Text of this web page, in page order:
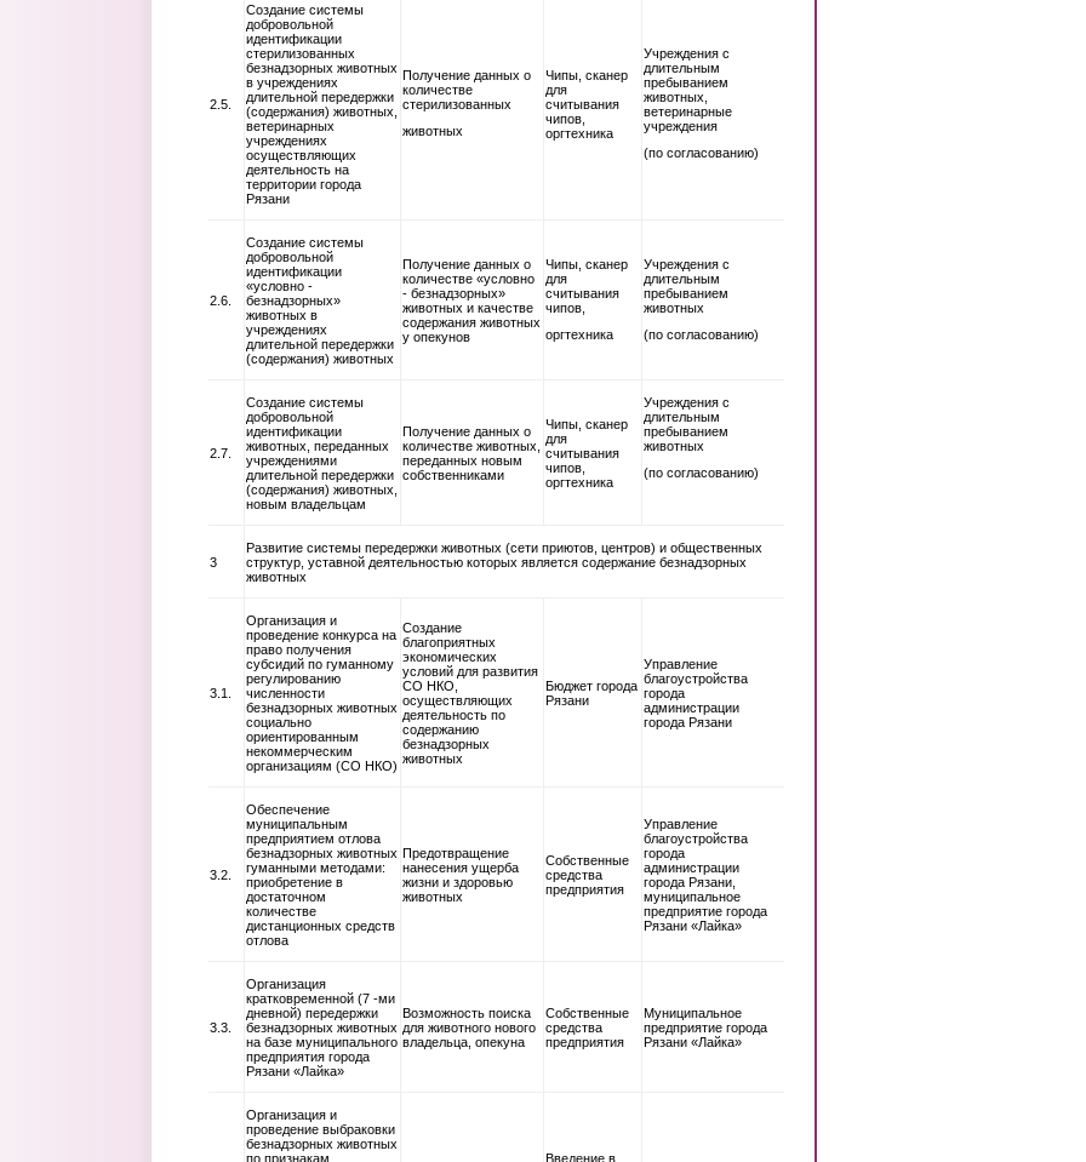
2.5.
Создание системы
добровольной
идентификации
стерилизованных
безнадзорных животных
в учреждениях
длительной передержки
(содержания) животных,
ветеринарных
учреждениях
осуществляющих
деятельность на
территории города
Рязани
Получение данных о
количестве
стерилизованных
животных
Чипы, сканер
для
считывания
чипов,
оргтехника
Учреждения с
длительным
пребыванием
животных,
ветеринарные
учреждения
(по согласованию)
2.6.
Создание системы
добровольной
идентификации
«условно -
безнадзорных»
животных в
учреждениях
длительной передержки
(содержания) животных
Получение данных о
количестве «условно
- безнадзорных»
животных и качестве
содержания животных
у опекунов
Чипы, сканер
для
считывания
чипов,
оргтехника
Учреждения с
длительным
пребыванием
животных
(по согласованию)
2.7.
Создание системы
добровольной
идентификации
животных, переданных
учреждениями
длительной передержки
(содержания) животных,
новым владельцам
Получение данных о
количестве животных,
переданных новым
собственниками
Чипы, сканер
для
считывания
чипов,
оргтехника
Учреждения с
длительным
пребыванием
животных
(по согласованию)
3
Развитие системы передержки животных (сети приютов, центров) и общественных
структур, уставной деятельностью которых является содержание безнадзорных
животных
3.1.
Организация и
проведение конкурса на
право получения
субсидий по гуманному
регулированию
численности
безнадзорных животных
социально
ориентированным
некоммерческим
организациям (СО НКО)
Создание
благоприятных
экономических
условий для развития
СО НКО,
осуществляющих
деятельность по
содержанию
безнадзорных
животных
Бюджет города
Рязани
Управление
благоустройства
города
администрации
города Рязани
3.2.
Обеспечение
муниципальным
предприятием отлова
безнадзорных животных
гуманными методами:
приобретение в
достаточном
количестве
дистанционных средств
отлова
Предотвращение
нанесения ущерба
жизни и здоровью
животных
Собственные
средства
предприятия
Управление
благоустройства
города
администрации
города Рязани,
муниципальное
предприятие города
Рязани «Лайка»
3.3.
Организация
кратковременной (7 -ми
дневной) передержки
безнадзорных животных
на базе муниципального
предприятия города
Рязани «Лайка»
Возможность поиска
для животного нового
владельца, опекуна
Собственные
средства
предприятия
Муниципальное
предприятие города
Рязани «Лайка»
Организация и
проведение выбраковки
безнадзорных животных
по признакам
Введение в